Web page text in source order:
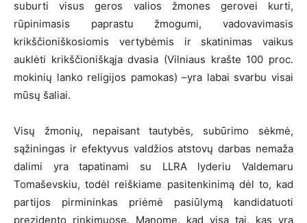
suburti visus geros valios žmones gerovei kurti,
rūpinimasis paprastu žmogumi, vadovavimasis
krikščioniškosiomis vertybėmis ir skatinimas vaikus
auklėti krikščioniškąja dvasia (Vilniaus krašte 100 proc.
mokinių lanko religijos pamokas) –yra labai svarbu visai
mūsų šaliai.
Visų žmonių, nepaisant tautybės, subūrimo sėkmė,
sąžiningas ir efektyvus valdžios atstovų darbas nemaža
dalimi yra tapatinami su LLRA lyderiu Valdemaru
Tomaševskiu, todėl reiškiame pasitenkinimą dėl to, kad
partijos pirmininkas priėmė pasiūlymą kandidatuoti
prezidento rinkimuose. Manome, kad visa tai, kas yra